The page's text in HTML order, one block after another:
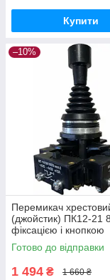
Купити
–10%
Перемикач
(джойстик) ПК12-21
фіксацією і кнопкою
Готово до відправки
1 494 ₴ 1 660 ₴